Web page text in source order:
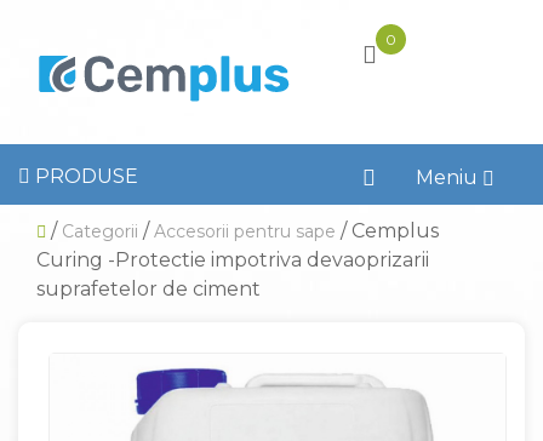
0
PRODUSE Meniu
/ Categorii /Accesorii pentru sape / Cemplus
Curing -Protectie impotriva devaoprizarii
suprafetelor de ciment